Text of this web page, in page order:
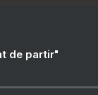
de partir"